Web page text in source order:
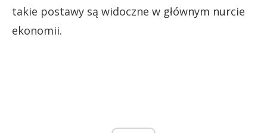
takie postawy są widoczne w głównym nurcie
ekonomii.